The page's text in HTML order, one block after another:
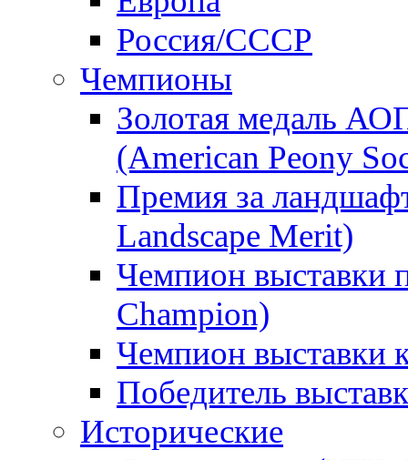
Россия/СССР
Чемпионы
Золотая медаль
(American Peony
Премия за
Landscape Merit)
Чемпион выставки
Champion)
Чемпион выставки
Победитель
Исторические